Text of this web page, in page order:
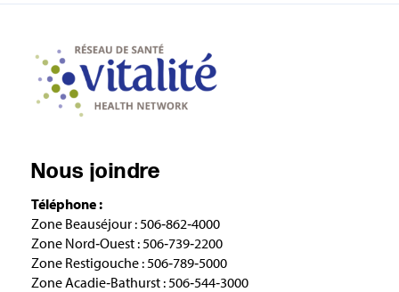
Nous joindre
Téléphone :
Zone Beauséjour : 506‑862‑4000
Zone Nord‑Ouest : 506‑739‑2200
Zone Restigouche : 506‑789‑5000
Zone Acadie‑Bathurst : 506‑544‑3000